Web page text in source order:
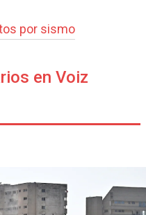
por sismo
en Voiz